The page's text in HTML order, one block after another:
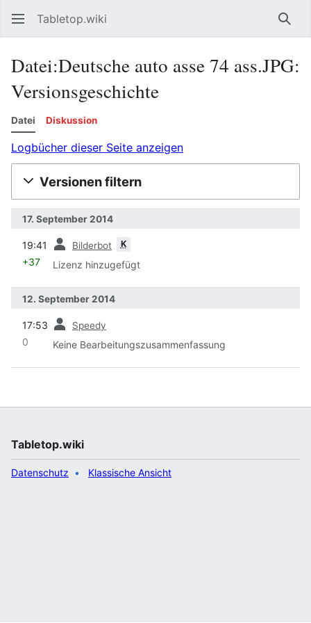
Tabletop.wiki
Datei:Deutsche auto asse 74 ass.JPG:
Versionsgeschichte
Datei Diskussion
Logbücher dieser Seite anzeigen
Versionen filtern
17. September 2014
19:41 Bilderbot K
+37 Lizenz hinzugefügt
12. September 2014
17:53 Speedy
0 Keine Bearbeitungszusammenfassung
Tabletop.wiki
Datenschutz Klassische Ansicht